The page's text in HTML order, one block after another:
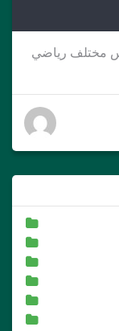
مختلف رياضي